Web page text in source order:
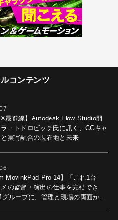
コンテンツ
最前線】Autodesk Flow Studio開
・トドロビッチ氏に訊く、CGキャ
実写融合の現在地と未来
MovinkPad Pro 14】「これ1台
の監督・演出の仕事を完結でき
グループに、管理と現場の両面から